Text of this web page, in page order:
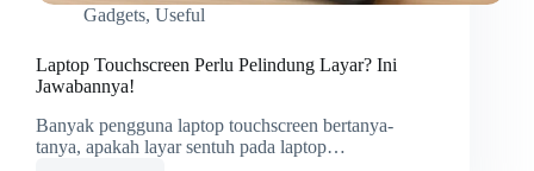
Gadgets, Useful
Laptop Touchscreen Perlu Pelindung Layar? Ini
Jawabannya!
Banyak pengguna laptop touchscreen bertanya-
tanya, apakah layar sentuh pada laptop…